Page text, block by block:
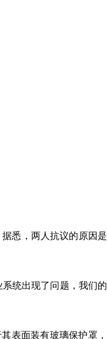
悉，两人抗议的原因是
统出现了问题，我们的
表面装有玻璃保护罩，